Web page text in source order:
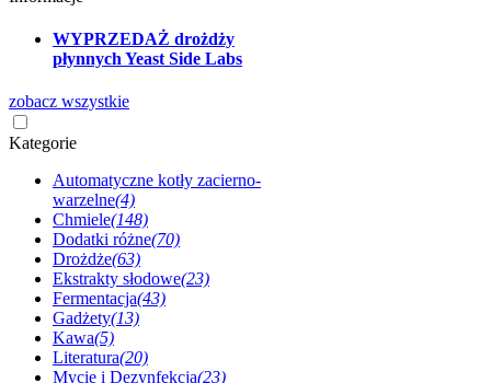
WYPRZEDAŻ drożdży
płynnych Yeast Side Labs
zobacz wszystkie
Kategorie
Automatyczne kotły zacierno-
warzelne(4)
Chmiele(148)
Dodatki różne(70)
Drożdże(63)
Ekstrakty słodowe(23)
Fermentacja(43)
Gadżety(13)
Kawa(5)
Literatura(20)
Mycie i Dezynfekcja(23)